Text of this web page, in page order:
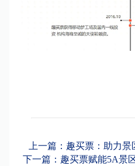
上一篇：趣买票：助力
下一篇：趣买票赋能5A景